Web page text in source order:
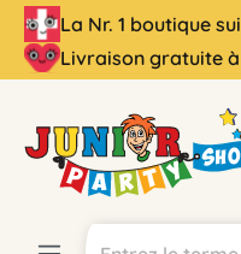
principal
La Nr. 1 boutique
Livraison gratuite